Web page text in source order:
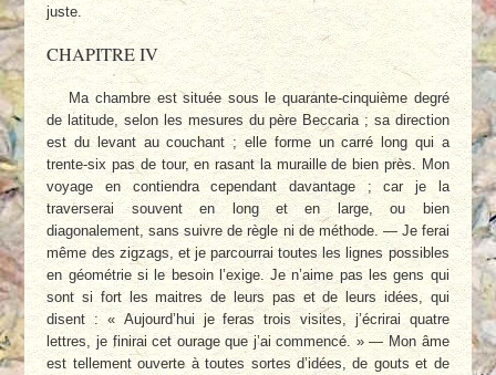
juste.
CHAPITRE IV
Ma chambre est située sous le quarante-cinquième degré
de latitude, selon les mesures du père Beccaria ; sa direction
est du levant au couchant ; elle forme un carré long qui a
trente-six pas de tour, en rasant la muraille de bien près. Mon
voyage en contiendra cependant davantage ; car je la
traverserai souvent en long et en large, ou bien
diagonalement, sans suivre de règle ni de méthode. — Je ferai
même des zigzags, et je parcourrai toutes les lignes possibles
en géométrie si le besoin l’exige. Je n’aime pas les gens qui
sont si fort les maitres de leurs pas et de leurs idées, qui
disent : « Aujourd’hui je feras trois visites, j’écrirai quatre
lettres, je finirai cet ourage que j’ai commencé. » — Mon âme
est tellement ouverte à toutes sortes d’idées, de gouts et de